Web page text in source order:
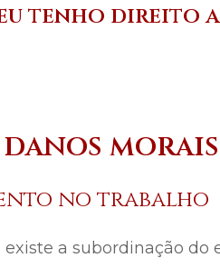
eu tenho direito
danos morais
no trabalho
existe a subordinação